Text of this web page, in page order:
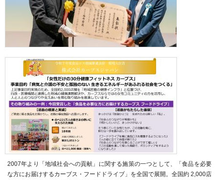
2007年より「地域社会への貢献」に関する施策の一つとして、「食品を必要
な方にお届けするカーブス・フードドライブ」を全国で展開。全国約 2,000店